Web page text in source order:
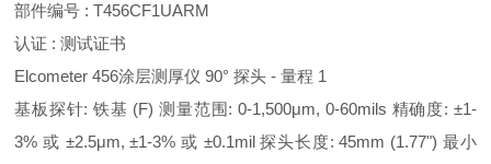
部件编号 : T456CF1UARM
认证 : 测试证书
Elcometer 456涂层测厚仪 90° 探头 - 量程 1
基板探针: 铁基 (F) 测量范围: 0-1,500μm, 0-60mils 精确度: ±1-
3% 或 ±2.5μm, ±1-3% 或 ±0.1mil 探头长度: 45mm (1.77") 最小